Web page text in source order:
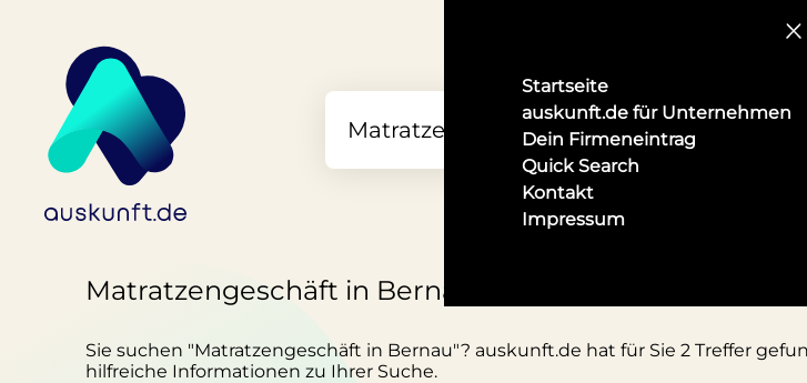
Startseite
auskunft.de für Unternehmen
Dein Firmeneintrag
Quick Search
Kontakt
Impressum
Matratzengeschäft in Bernau
Sie suchen "Matratzengeschäft in Bernau"? auskunft.de hat für Sie 2 Treffer
hilfreiche Informationen zu Ihrer Suche.